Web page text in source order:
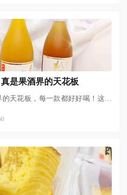
是果酒界的天花板
天花板，每一款都好好喝！这次